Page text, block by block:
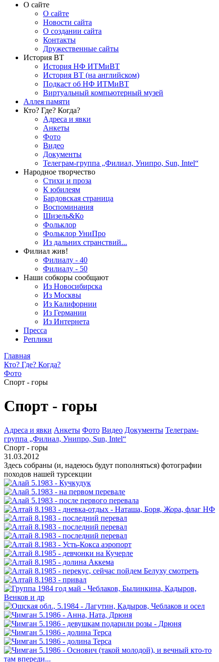
О сайте
О сайте
Новости сайта
О создании сайта
Контакты
Дружественные сайты
История ВТ
История НФ ИТМиВТ
История ВТ (на английском)
Подкаст об НФ ИТМиВТ
Виртуальный компьютерный музей
Аллея памяти
Кто? Где? Когда?
Адреса и явки
Анкеты
Фото
Видео
Документы
Телеграм-группа „Филиал, Унипро, Sun, Intel“
Народное творчество
Стихи и проза
К юбилеям
Бардовская страница
Воспоминания
Шизель&Ко
Фольклор
Фольклор УниПро
Из дальних странствий...
Филиал жив!
Филиалу - 40
Филиалу - 50
Наши собкоры сообщают
Из Новосибирска
Из Москвы
Из Калифорнии
Из Германии
Из Интернета
Пресса
Реплики
Главная
Кто? Где? Когда?
Фото
Спорт - горы
Спорт - горы
Адреса и явки Анкеты Фото Видео Документы Телеграм-
группа „Филиал, Унипро, Sun, Intel“
Спорт - горы
31.03.2012
Здесь собраны (и, надеюсь будут пополняться) фотографии
походов нашей турсекции